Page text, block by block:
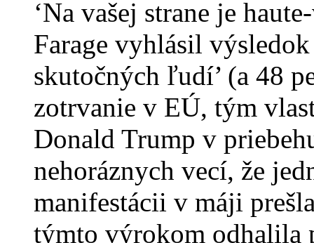
‘Na vašej strane je
Farage vyhlásil
skutočných ľudí’ (a 48
zotrvanie v EÚ, tým
Donald Trump v
nehoráznych vecí, že
manifestácii v máji
týmto výrokom odhalila